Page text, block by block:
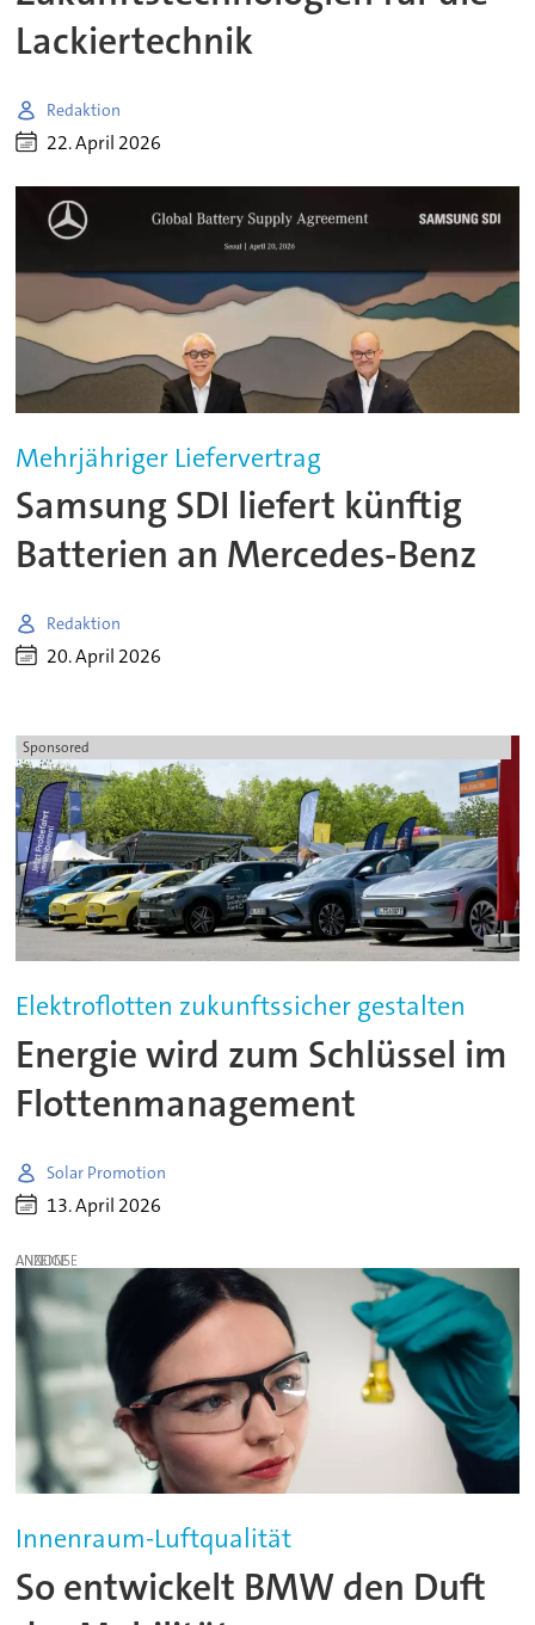
Lackiertechnik
Redaktion
22. April 2026
Mehrjähriger Liefervertrag
Samsung SDI liefert künftig
Batterien an Mercedes-Benz
Redaktion
20. April 2026
Sponsored
Elektroflotten zukunftssicher gestalten
Energie wird zum Schlüssel im
Flottenmanagement
Solar Promotion
13. April 2026
ANZEIGE
Innenraum-Luftqualität
So entwickelt BMW den Duft